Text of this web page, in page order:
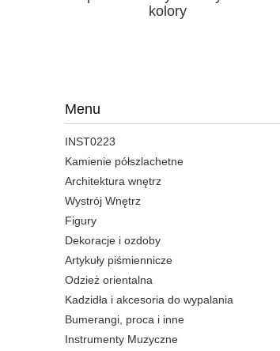
kolory
Menu
INST0223
Kamienie półszlachetne
Architektura wnętrz
Wystrój Wnętrz
Figury
Dekoracje i ozdoby
Artykuły piśmiennicze
Odzież orientalna
Kadzidła i akcesoria do wypalania
Bumerangi, proca i inne
Instrumenty Muzyczne